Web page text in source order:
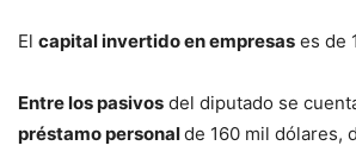
El capital invertido en empresas es de
Entre los pasivos del diputado se
préstamo personalde 160 mil dólares,